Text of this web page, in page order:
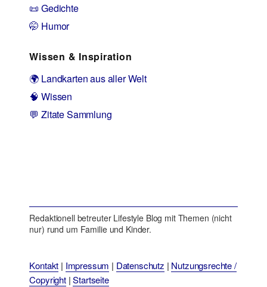
📜 Gedichte
🤭 Humor
Wissen & Inspiration
🌍 Landkarten aus aller Welt
🧠 Wissen
💬 Zitate Sammlung
Redaktionell betreuter Lifestyle Blog mit Themen (nicht
nur) rund um Familie und Kinder.
Kontakt | Impressum | Datenschutz | Nutzungsrechte /
Copyright|Startseite